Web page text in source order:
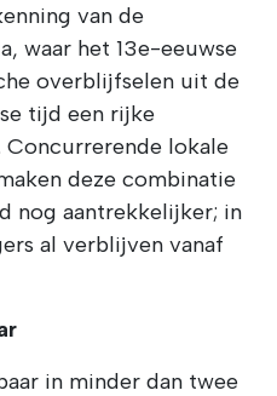
van de
waar het 13e-eeuwse
overblijfselen uit de
tijd een rijke
lokale
deze combinatie
nog aantrekkelijker; in
al verblijven vanaf
in minder dan twee